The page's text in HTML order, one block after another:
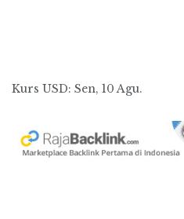
Kurs USD: Sen, 10 Agu.